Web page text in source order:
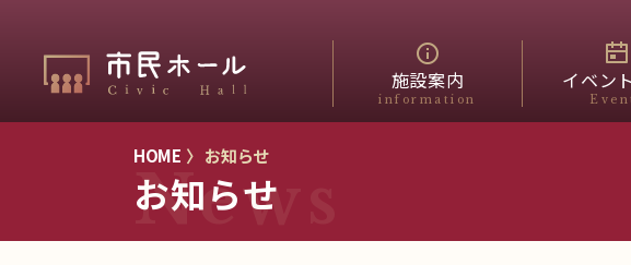
施設案内
information
イベン
HOME 〉 お知らせ
お知らせ
News